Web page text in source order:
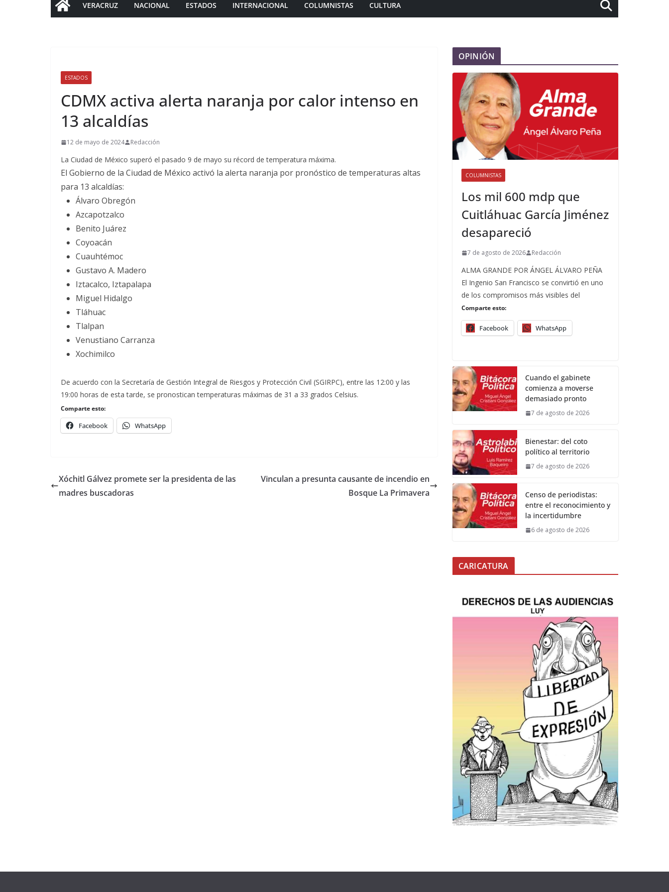
VERACRUZ NACIONAL ESTADOS INTERNACIONAL COLUMNISTAS CULTURA
ESTADOS
CDMX activa alerta naranja por calor intenso en
13 alcaldías
12 de mayo de 2024 Redacción
La Ciudad de México superó el pasado 9 de mayo su récord de temperatura máxima.
El Gobierno de la Ciudad de México activó la alerta naranja por pronóstico de temperaturas altas
para 13 alcaldías:
Álvaro Obregón
Azcapotzalco
Benito Juárez
Coyoacán
Cuauhtémoc
Gustavo A. Madero
Iztacalco, Iztapalapa
Miguel Hidalgo
Tláhuac
Tlalpan
Venustiano Carranza
Xochimilco
De acuerdo con la Secretaría de Gestión Integral de Riesgos y Protección Civil (SGIRPC), entre las 12:00 y las
19:00 horas de esta tarde, se pronostican temperaturas máximas de 31 a 33 grados Celsius.
Comparte esto:
Facebook WhatsApp
Xóchitl Gálvez promete ser la presidenta de las
madres buscadoras
Vinculan a presunta causante de incendio en
Bosque La Primavera
OPINIÓN
COLUMNISTAS
Los mil 600 mdp que
Cuitláhuac García Jiménez
desapareció
7 de agosto de 2026 Redacción
ALMA GRANDE POR ÁNGEL ÁLVARO PEÑA
El Ingenio San Francisco se convirtió en uno
de los compromisos más visibles del
Comparte esto:
Facebook WhatsApp
Cuando el gabinete
comienza a moverse
demasiado pronto
7 de agosto de 2026
Bienestar: del coto
político al territorio
7 de agosto de 2026
Censo de periodistas:
entre el reconocimiento y
la incertidumbre
6 de agosto de 2026
CARICATURA